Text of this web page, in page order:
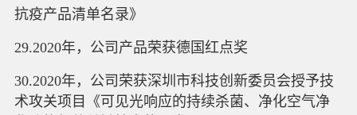
抗疫产品清单名录》
29.2020年，公司产品荣获德国红点奖
30.2020年，公司荣获深圳市科技创新委员会授予技
术攻关项目《可见光响应的持续杀菌、净化空气净